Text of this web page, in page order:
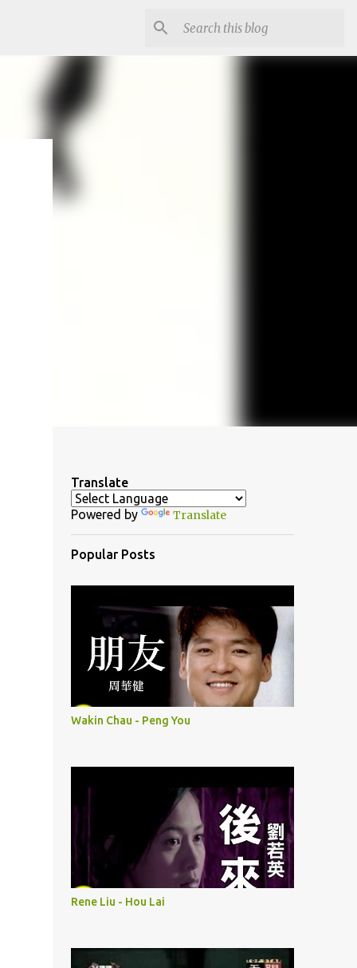
Translate
Powered by Translate
Popular Posts
Wakin Chau - Peng You
Rene Liu - Hou Lai